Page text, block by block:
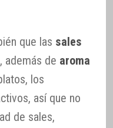
que las sales
, además de aroma
los
así que no
de sales,